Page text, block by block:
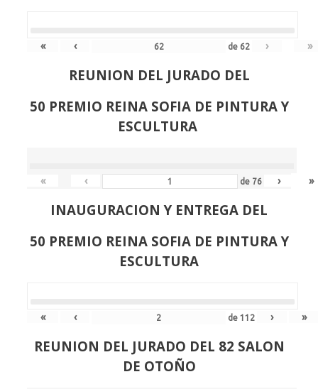
« ‹ de 62 › »
REUNION DEL JURADO DEL
50 PREMIO REINA SOFIA DE PINTURA Y
ESCULTURA
« ‹ de 76 › »
INAUGURACION Y ENTREGA DEL
50 PREMIO REINA SOFIA DE PINTURA Y
ESCULTURA
« ‹ de112 › »
REUNION DEL JURADO DEL 82 SALON
DE OTOÑO